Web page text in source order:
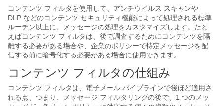
コンテンツ フィルタを使用して、アンチウイルス スキャンや
DLP などのコンテンツ セキュリティ機能によって処理される標準
ルーチン以上に、メッセージの処理をカスタマイズします。たと
えばコンテンツ フィルタは、後で調査するためにコンテンツを隔
離する必要がある場合や、企業のポリシーで特定メッセージを配
信する前に暗号化する必要がある場合に使用できます。
コンテンツ フィルタの仕組み
コンテンツ フィルタは、電子メール パイプラインで後ほど適用さ
れる点、つまり、メッセージ フィルタリングの後で、1 つのメッ